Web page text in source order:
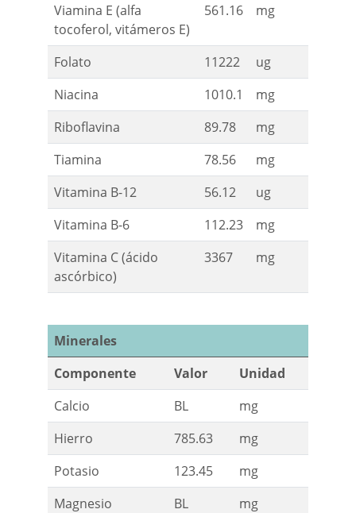
Viamina E (alfa
tocoferol, vitámeros E)
561.16 mg
Folato 11222
ug
Niacina
1010.1
mg
Riboflavina
89.78
mg
Tiamina
78.56
mg
Vitamina B-12
56.12
ug
Vitamina B-6
112.23
mg
Vitamina C (ácido
ascórbico)
3367 mg
Minerales
Componente
Valor
Unidad
Calcio
BL
mg
Hierro
785.63
mg
Potasio
123.45
mg
Magnesio
BL
mg